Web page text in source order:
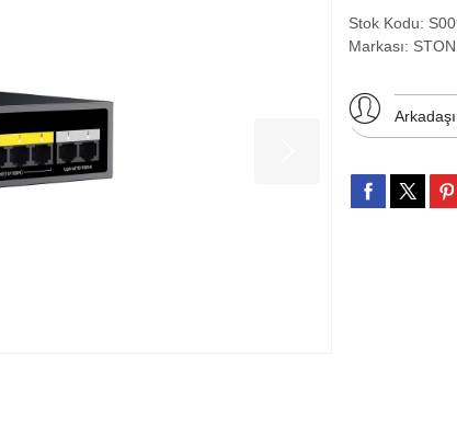
Stok Kodu:
Markası: